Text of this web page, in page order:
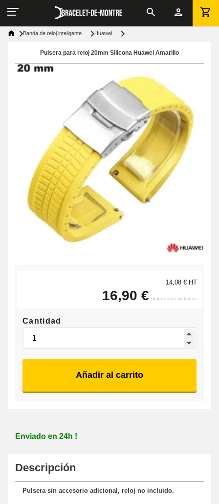
Banda de reloj inteligente Huawei
Pulsera para reloj 20mm Silicona Huawei Amarillo
14,08 € HT
16,90 € impuestos incluidos
Cantidad
Añadir al carrito
Enviado en 24h !
Descripción
Pulsera sin accesorio adicional, reloj no incluido.